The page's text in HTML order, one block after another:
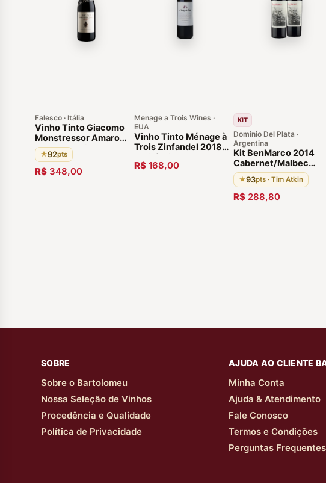
Falesco · Itália
Vinho Tinto Giacomo
Monstressor Amarone
Della Valpolicella
2009 DOCG 92 Pontos
Italiano Uvas Corvina,
Rondinella e Molinara
★92pts
R$ 348,00
Menage a Trois Wines ·
EUA
Vinho Tinto Ménage à
Trois Zinfandel 2018
Califórnia Estados
Unidos
R$ 168,00
KIT
Dominio Del Plata ·
Argentina
Kit BenMarco 2014
Cabernet/Malbec
Vinho Argentino
Susana Balbo - 2
Garrafas
★93pts · Tim Atkin
R$ 288,80
SOBRE
Sobre o Bartolomeu
Nossa Seleção de Vinhos
Procedência e Qualidade
Política de Privacidade
AJUDA AO CLIENTE
Minha Conta
Ajuda & Atendimento
Fale Conosco
Termos e Condições
Perguntas Frequentes